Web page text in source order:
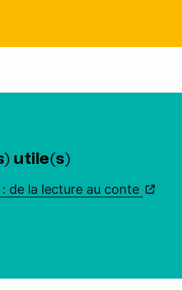
utile(s)
de la lecture au conte